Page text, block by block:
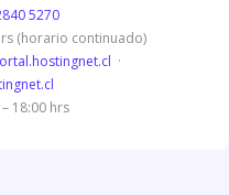
5270
(horario continuado)
·
18:00 hrs